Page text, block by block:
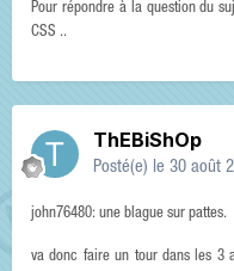
Pour répondre à la question du
CSS ..
ThEBiShOp
Posté(e) le 30 août
john76480: une blague sur pattes.
va donc faire un tour dans les 3